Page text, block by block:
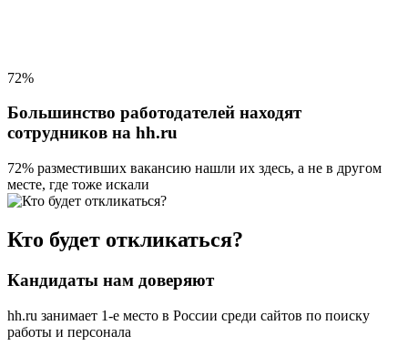
72%
Большинство работодателей находят
сотрудников на hh.ru
72% разместивших вакансию нашли их здесь, а не в другом
месте, где тоже искали
Кто будет откликаться?
Кандидаты нам доверяют
hh.ru занимает 1-е место в России среди сайтов по поиску
работы и персонала